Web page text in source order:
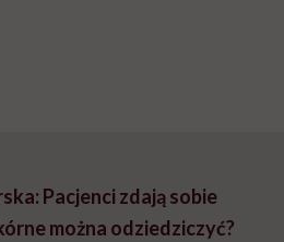
Pacjenci zdają sobie
można odziedziczyć?